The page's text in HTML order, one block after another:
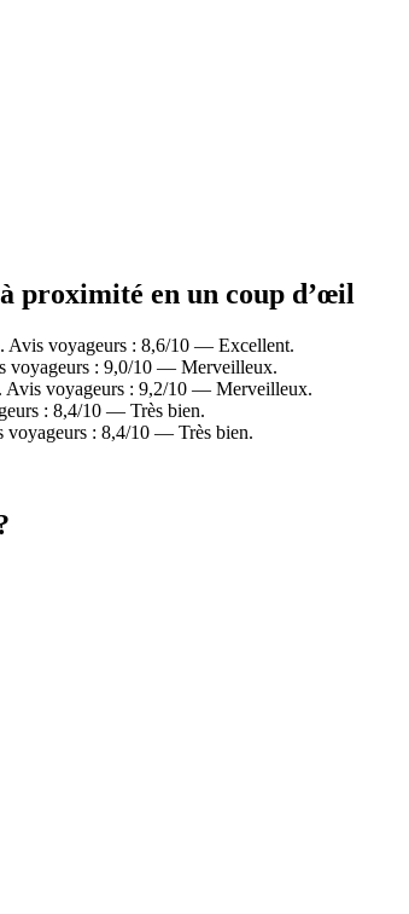
proximité en un coup d’œil
Avis voyageurs : 8,6/10 — Excellent.
voyageurs : 9,0/10 — Merveilleux.
Avis voyageurs : 9,2/10 — Merveilleux.
: 8,4/10 — Très bien.
: 8,4/10 — Très bien.